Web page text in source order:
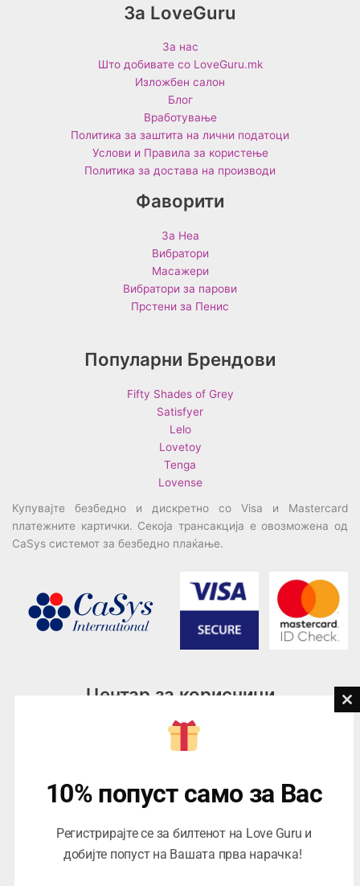
За LoveGuru
За нас
Што добивате со LoveGuru.mk
Изложбен салон
Блог
Вработување
Политика за заштита на лични податоци
Услови и Правила за користење
Политика за достава на производи
Фаворити
За Неа
Вибратори
Масажери
Вибратори за парови
Прстени за Пенис
Популарни Брендови
Fifty Shades of Grey
Satisfyer
Lelo
Lovetoy
Tenga
Lovense
Купувајте безбедно и дискретно со Visa и Mastercard
платежните картички. Секоја трансакција е овозможена од
CaSys системот за безбедно плаќање.
Центар за корисници
076945497; 076945498
contact@loveguru.mk
Саб – Нед: 10-18
10% попуст само за Вас
Регистрирајте се за билтенот на Love Guru и
добијте попуст на Вашата прва нарачка!